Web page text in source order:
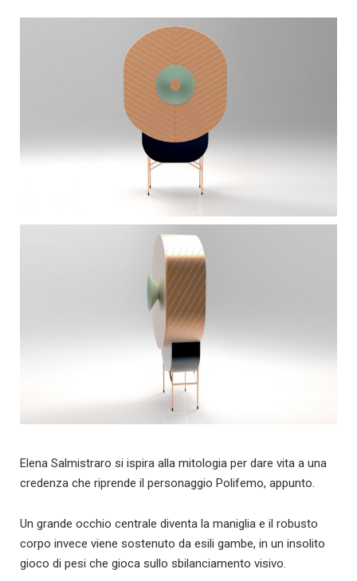
Elena Salmistraro si ispira alla mitologia per dare vita a una
credenza che riprende il personaggio Polifemo, appunto.
Un grande occhio centrale diventa la maniglia e il robusto
corpo invece viene sostenuto da esili gambe, in un insolito
gioco di pesi che gioca sullo sbilanciamento visivo.